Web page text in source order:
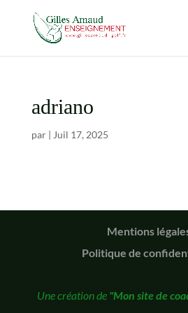
adriano
par | Juil 17, 2025
Mentions
Politique de
Une création de "Mon site de